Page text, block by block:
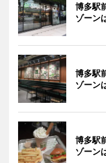
博多駅
ゾーン
博多駅
ゾーン
博多駅
ゾーン